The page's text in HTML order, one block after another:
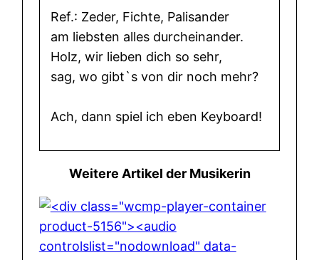
Ref.: Zeder, Fichte, Palisander
am liebsten alles durcheinander.
Holz, wir lieben dich so sehr,
sag, wo gibt`s von dir noch mehr?
Ach, dann spiel ich eben Keyboard!
Weitere Artikel der Musikerin